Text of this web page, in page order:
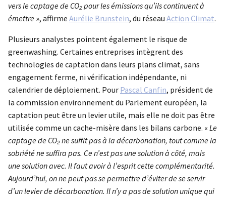
vers le captage de CO₂ pour les émissions qu’ils continuent à
émettre », affirme Aurélie Brunstein, du réseau Action Climat.
Plusieurs analystes pointent également le risque de
greenwashing. Certaines entreprises intègrent des
technologies de captation dans leurs plans climat, sans
engagement ferme, ni vérification indépendante, ni
calendrier de déploiement. Pour Pascal Canfin, président de
la commission environnement du Parlement européen, la
captation peut être un levier utile, mais elle ne doit pas être
utilisée comme un cache-misère dans les bilans carbone. « Le
captage de CO₂ ne suffit pas à la décarbonation, tout comme la
sobriété ne suffira pas. Ce n’est pas une solution à côté, mais
une solution avec. Il faut avoir à l’esprit cette complémentarité.
Aujourd’hui, on ne peut pas se permettre d’éviter de se servir
d’un levier de décarbonation. Il n’y a pas de solution unique qui